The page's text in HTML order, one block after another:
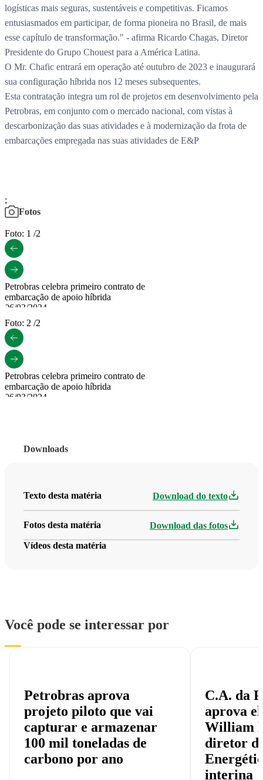
logísticas mais seguras, sustentáveis e competitivas. Ficamos
entusiasmados em participar, de forma pioneira no Brasil, de mais
esse capítulo de transformação." - afirma Ricardo Chagas, Diretor
Presidente do Grupo Chouest para a América Latina.
O Mr. Chafic entrará em operação até outubro de 2023 e inaugurará
sua configuração híbrida nos 12 meses subsequentes.
Esta contratação integra um rol de projetos em desenvolvimento pela
Petrobras, em conjunto com o mercado nacional, com vistas à
descarbonização das suas atividades e à modernização da frota de
embarcações empregada nas suas atividades de E&P
;
Fotos
Foto: 1 /2
Petrobras celebra primeiro contrato de
embarcação de apoio híbrida
06/03/2024
Por: Bram Offshore
Baixar
O uso deste material é autorizado apenas
para fins editoriais.
Foto: 2 /2
Petrobras celebra primeiro contrato de
embarcação de apoio híbrida
06/03/2024
O uso deste material é autorizado apenas
para fins editoriais.
Downloads
Texto desta matéria Download do texto
Fotos desta matéria Download das fotos
Vídeos desta matéria
Você pode se interessar por
Petrobras aprova
projeto piloto que vai
capturar e armazenar
100 mil toneladas de
carbono por ano
C.A. da
aprova
William
diretor
interina